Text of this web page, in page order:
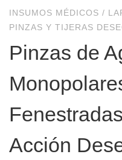
INSUMOS MÉDICOS /
PINZAS Y TIJERAS
Pinzas de
Acción